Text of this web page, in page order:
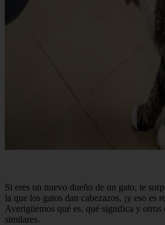
Si eres un nuevo dueño de un gato, te
la que los gatos dan cabezazos, ¡y eso es
Averigüemos qué es, qué significa y
similares.